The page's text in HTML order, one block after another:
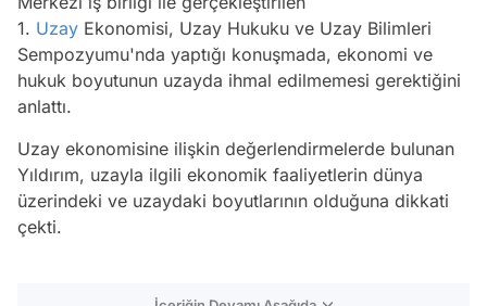
1. Uzay Ekonomisi, Uzay Hukuku ve Uzay Bilimleri
Sempozyumu'nda yaptığı konuşmada, ekonomi ve
hukuk boyutunun uzayda ihmal edilmemesi gerektiğini
anlattı.
Uzay ekonomisine ilişkin değerlendirmelerde bulunan
Yıldırım, uzayla ilgili ekonomik faaliyetlerin dünya
üzerindeki ve uzaydaki boyutlarının olduğuna dikkati
çekti.